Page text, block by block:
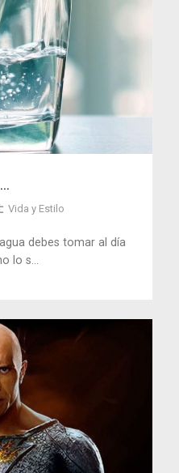
Vida y Estilo
debes tomar al día
lo s...